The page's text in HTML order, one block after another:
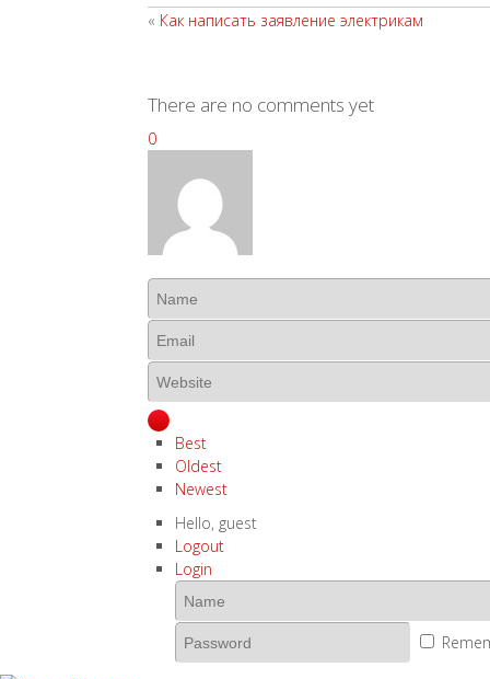
« Как написать заявление электрикам
There are no comments yet
0
Best
Oldest
Newest
Hello, guest
Logout
Login